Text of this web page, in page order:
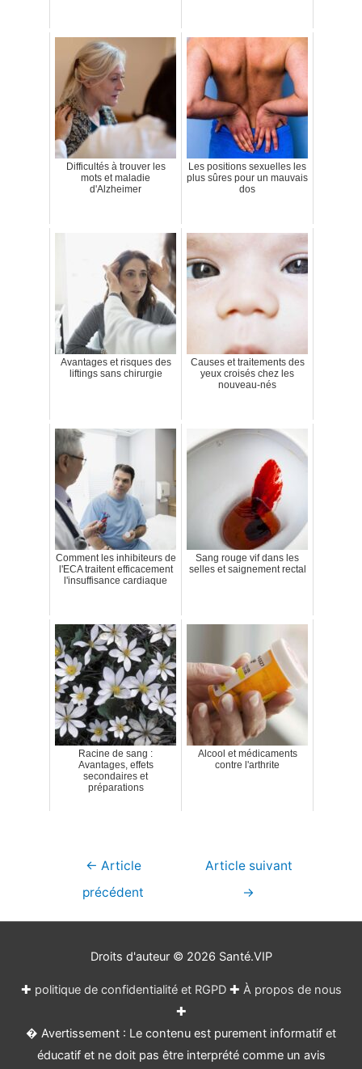
Difficultés à trouver les
mots et maladie
d'Alzheimer
Les positions sexuelles les
plus sûres pour un mauvais
dos
Avantages et risques des
liftings sans chirurgie
Causes et traitements des
yeux croisés chez les
nouveau-nés
Comment les inhibiteurs de
l'ECA traitent efficacement
l'insuffisance cardiaque
Sang rouge vif dans les
selles et saignement rectal
Racine de sang :
Avantages, effets
secondaires et
préparations
Alcool et médicaments
contre l'arthrite
Navigation
← Article
précédent
Article suivant
→
Droits d'auteur © 2026 Santé.VIP
✚ politique de confidentialité et RGPD✚ À propos de nous
✚
� Avertissement : Le contenu est purement informatif et
éducatif et ne doit pas être interprété comme un avis